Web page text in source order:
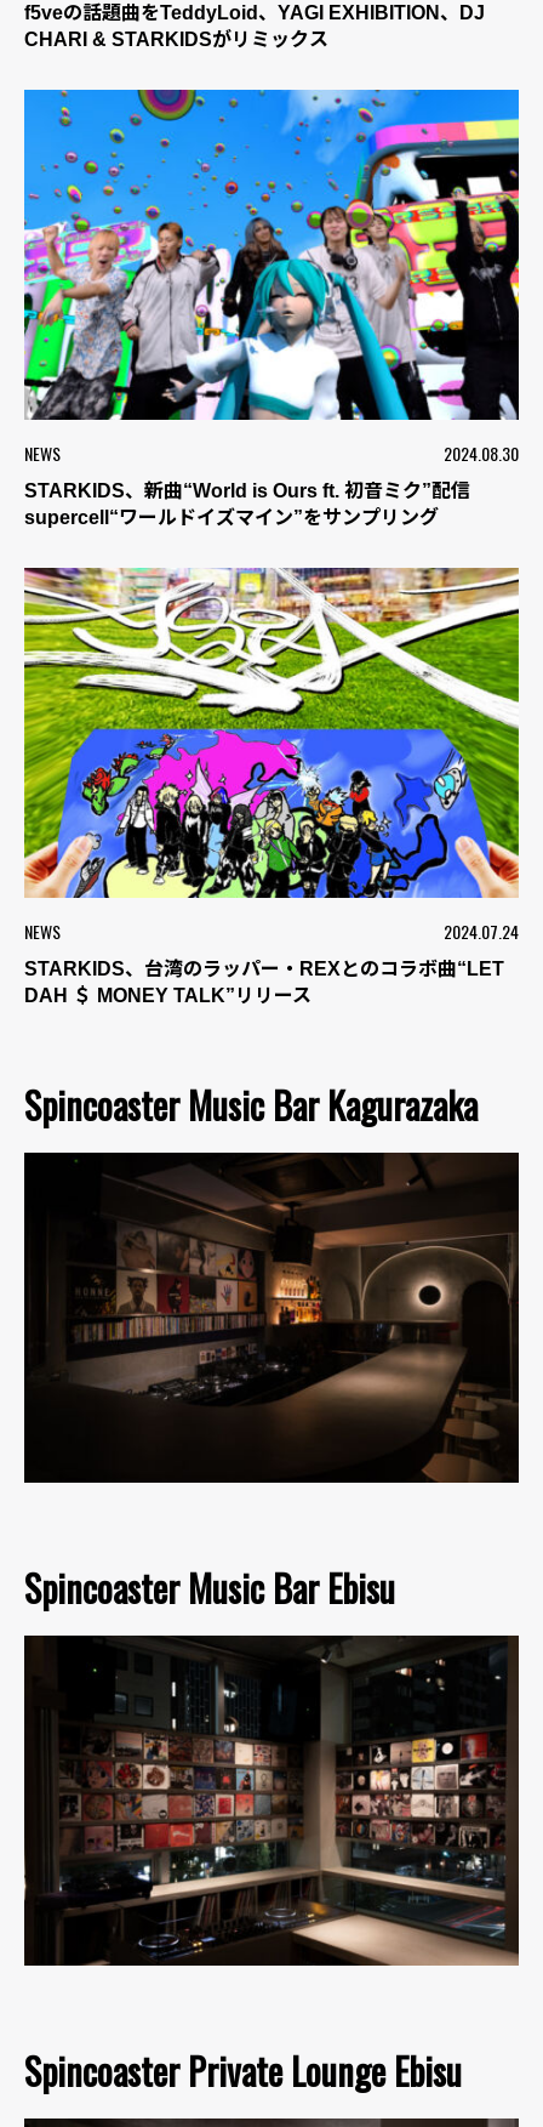
f5veの話題曲をTeddyLoid、YAGI EXHIBITION、DJ
CHARI & STARKIDSがリミックス
NEWS 2024.08.30
STARKIDS、新曲“World is Ours ft. 初音ミク”配信
supercell“ワールドイズマイン”をサンプリング
NEWS 2024.07.24
STARKIDS、台湾のラッパー・REXとのコラボ曲“LET
DAH ＄ MONEY TALK”リリース
Spincoaster Music Bar Kagurazaka
Spincoaster Music Bar Ebisu
Spincoaster Private Lounge Ebisu